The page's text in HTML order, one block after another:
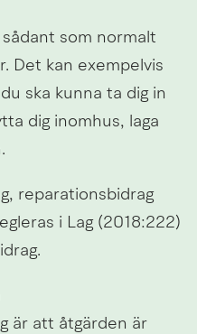
som normalt
Det kan exempelvis
ska kunna ta dig in
dig inomhus, laga
reparationsbidrag
i Lag (2018:222)
är att åtgärden är